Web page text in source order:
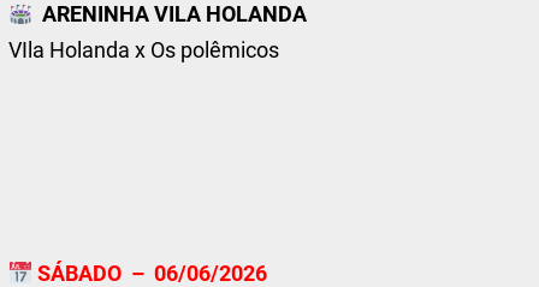
ARENINHA VILA HOLANDA
VIla Holanda x Os polêmicos
SÁBADO – 06/06/2026